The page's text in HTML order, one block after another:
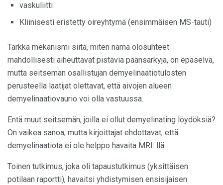
vaskuliitti
Kliinisesti eristetty oireyhtymä (ensimmäisen MS-tauti)
Tarkka mekanismi siitä, miten nämä olosuhteet
mahdollisesti aiheuttavat pistäviä päänsärkyjä, on epäselvä,
mutta seitsemän osallistujan demyelinaatiotulosten
perusteella laatijat olettavat, että aivojen alueen
demyelinaatiovaurio voi olla vastuussa.
Entä muut seitsemän, joilla ei ollut demyelinating löydöksiä?
On vaikea sanoa, mutta kirjoittajat ehdottavat, että
demyelinaatiota ei ole helppo havaita MRI: llä.
Toinen tutkimus, joka oli tapaustutkimus (yksittäisen
potilaan raportti), havaitsi yhdistymisen ensisijaisen